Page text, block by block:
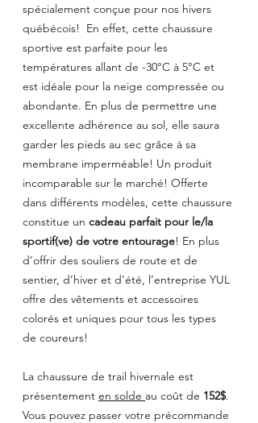
spécialement conçue pour nos hivers
québécois!  En effet, cette chaussure
sportive est parfaite pour les
températures allant de -30°C à 5°C et
est idéale pour la neige compressée ou
abondante. En plus de permettre une
excellente adhérence au sol, elle saura
garder les pieds au sec grâce à sa
membrane imperméable! Un produit
incomparable sur le marché! Offerte
dans différents modèles, cette chaussure
constitue un cadeau parfait pour le/la
sportif(ve) de votre entourage! En plus
d’offrir des souliers de route et de
sentier, d’hiver et d’été, l’entreprise YUL
offre des vêtements et accessoires
colorés et uniques pour tous les types
de coureurs!
La chaussure de trail hivernale est
présentement en solde au coût de 152$.
Vous pouvez passer votre précommande